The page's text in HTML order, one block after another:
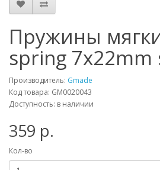
Пружины
spring 7x22mm
Производитель: Gmade
Код товара: GM0020043
Доступность: в наличии
359 р.
Кол-во